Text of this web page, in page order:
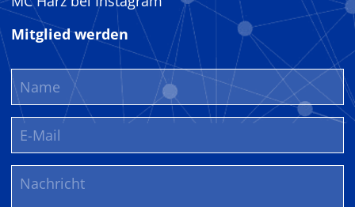
s
p
e
t
v
Mitglied werden